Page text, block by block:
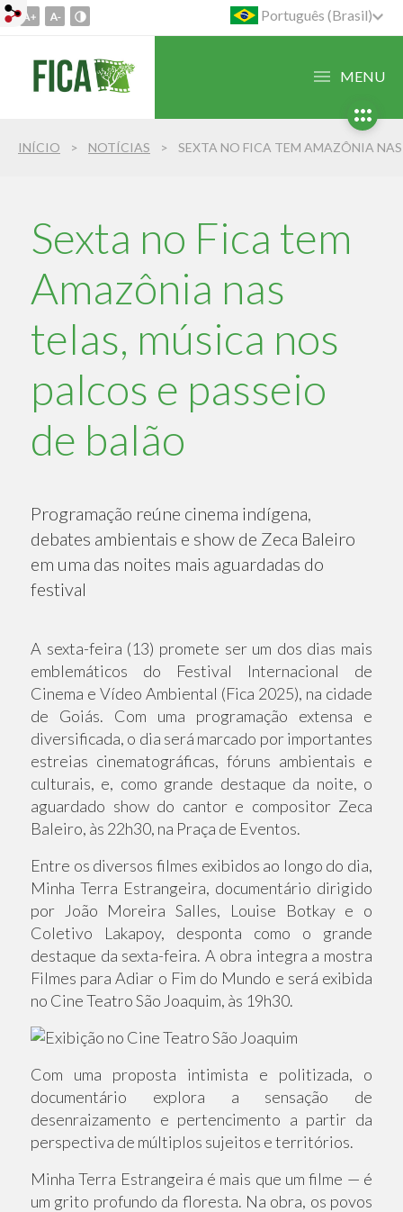
Ir
conteúdo
para
para
busca
Português (Brasil)
MENU
INÍCIO NOTÍCIAS
Sexta no Fica tem
Amazônia nas
telas, música nos
palcos e passeio
de balão
Programação reúne cinema indígena,
debates ambientais e show de Zeca Baleiro
em uma das noites mais aguardadas do
festival
A sexta-feira (13) promete ser um dos dias mais
emblemáticos do Festival Internacional de
Cinema e Vídeo Ambiental (Fica 2025), na cidade
de Goiás. Com uma programação extensa e
diversificada, o dia será marcado por importantes
estreias cinematográficas, fóruns ambientais e
culturais, e, como grande destaque da noite, o
aguardado show do cantor e compositor Zeca
Baleiro, às 22h30, na Praça de Eventos.
Entre os diversos filmes exibidos ao longo do dia,
Minha Terra Estrangeira, documentário dirigido
por João Moreira Salles, Louise Botkay e o
Coletivo Lakapoy, desponta como o grande
destaque da sexta-feira. A obra integra a mostra
Filmes para Adiar o Fim do Mundo e será exibida
no Cine Teatro São Joaquim, às 19h30.
Com uma proposta intimista e politizada, o
documentário explora a sensação de
desenraizamento e pertencimento a partir da
perspectiva de múltiplos sujeitos e territórios.
Minha Terra Estrangeira é mais que um filme — é
um grito profundo da floresta. Na obra, os povos